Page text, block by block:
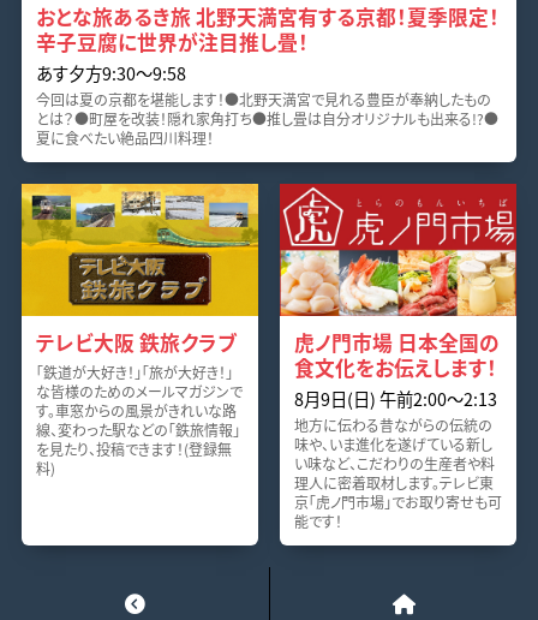
おとな旅あるき旅 北野天満宮有する京都！夏季限定！
辛子豆腐に世界が注目推し畳！
あす夕方9:30～9:58
今回は夏の京都を堪能します！●北野天満宮で見れる豊臣が奉納したもの
とは？●町屋を改装！隠れ家角打ち●推し畳は自分オリジナルも出来る!?●
夏に食べたい絶品四川料理！
テレビ大阪 鉄旅クラブ
「鉄道が大好き！」「旅が大好き！」
な皆様のためのメールマガジンで
す。車窓からの風景がきれいな路
線、変わった駅などの「鉄旅情報」
を見たり、投稿できます！(登録無
料)
虎ノ門市場 日本全国の
食文化をお伝えします！
8月9日(日) 午前2:00～2:13
地方に伝わる昔ながらの伝統の
味や、いま進化を遂げている新し
い味など、こだわりの生産者や料
理人に密着取材します。テレビ東
京「虎ノ門市場」でお取り寄せも可
能です！